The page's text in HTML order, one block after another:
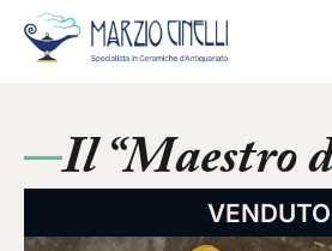
Il “Maestro
VENDUTO